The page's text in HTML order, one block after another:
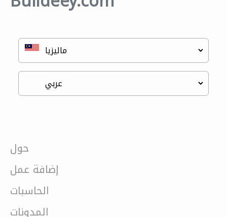
حول
إضافة عمل
الحاسبات
المدونات